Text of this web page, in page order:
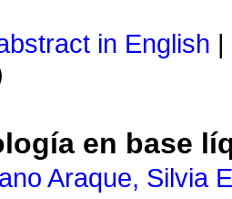
in English
en base
Araque, Silvia